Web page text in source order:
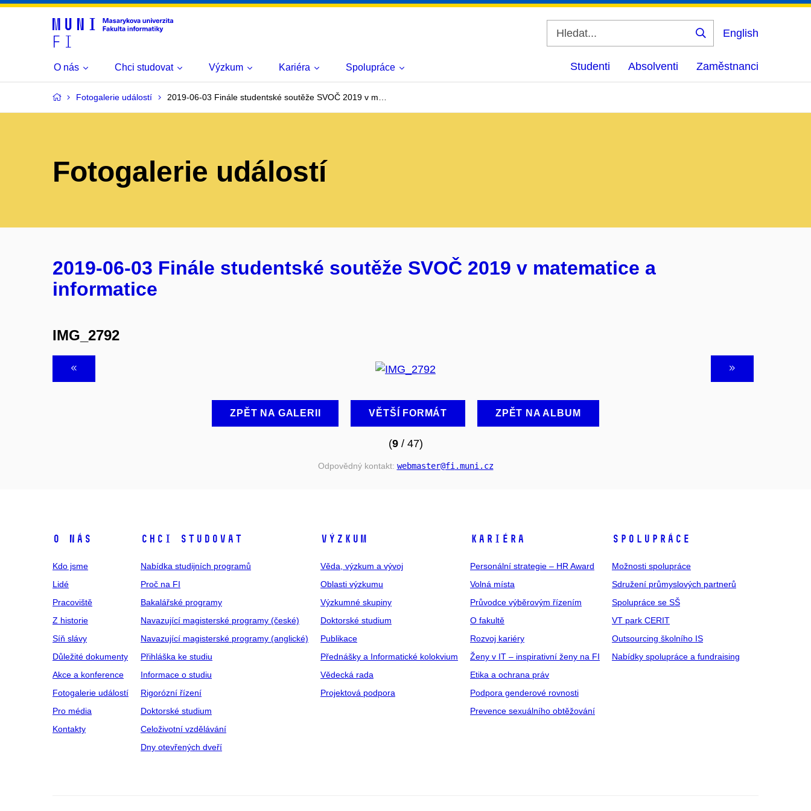
Vyhledat
English
O nás Chci studovat Výzkum Kariéra Spolupráce Studenti Absolventi Zaměstnanci
Fotogalerie událostí 2019-06-03 Finále studentské soutěže SVOČ 2019 v m…
Fotogalerie událostí
2019-06-03 Finále studentské soutěže SVOČ 2019 v matematice a
informatice
IMG_2792
ZPĚT NA GALERII VĚTŠÍ FORMÁT ZPĚT NA ALBUM
(9/ 47)
Odpovědný kontakt: webmaster@fi .muni .cz
O NÁS
Kdo jsme
Lidé
Pracoviště
Z historie
Síň slávy
Důležité dokumenty
Akce a konference
Fotogalerie událostí
Pro média
Kontakty
CHCI STUDOVAT
Nabídka studijních programů
Proč na FI
Bakalářské programy
Navazující magisterské programy (české)
Navazující magisterské programy (anglické)
Přihláška ke studiu
Informace o studiu
Rigorózní řízení
Doktorské studium
Celoživotní vzdělávání
Dny otevřených dveří
VÝZKUM
Věda, výzkum a vývoj
Oblasti výzkumu
Výzkumné skupiny
Doktorské studium
Publikace
Přednášky a Informatické kolokvium
Vědecká rada
Projektová podpora
KARIÉRA
Personální strategie – HR Award
Volná místa
Průvodce výběrovým řízením
O fakultě
Rozvoj kariéry
Ženy v IT – inspirativní ženy na FI
Etika a ochrana práv
Podpora genderové rovnosti
Prevence sexuálního obtěžování
SPOLUPRÁCE
Možnosti spolupráce
Sdružení průmyslových partnerů
Spolupráce se SŠ
VT park CERIT
Outsourcing školního IS
Nabídky spolupráce a fundraising